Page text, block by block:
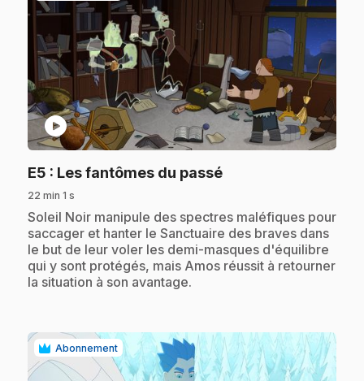
play_circle
E5 : Les fantômes du passé.
22 min 1 s
.Soleil Noir manipule des spectres maléfiques pour
saccager et hanter le Sanctuaire des braves dans
le but de leur voler les demi-masques d'équilibre
qui y sont protégés, mais Amos réussit à retourner
la situation à son avantage.
Abonnement